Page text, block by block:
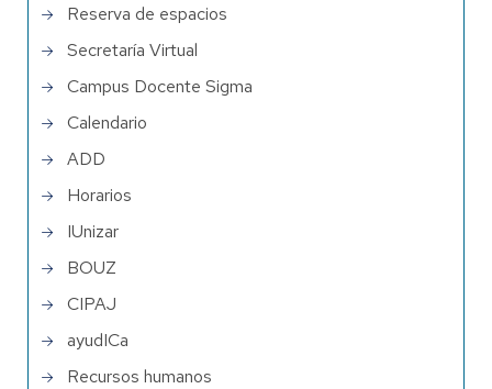
Reserva de espacios
Secretaría Virtual
Campus Docente Sigma
Calendario
ADD
Horarios
IUnizar
BOUZ
CIPAJ
ayudICa
Recursos humanos